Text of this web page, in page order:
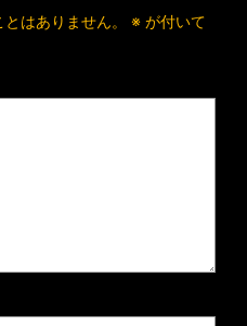
はありません。 ※が付いて